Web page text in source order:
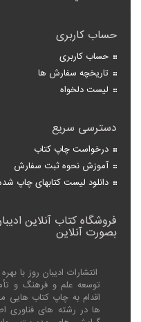
حساب کاربری
حساب کاربری
تاریخچه سفارش ها
لیست دلخواه
دسترسی سریع
درخواست چاپ کتاب
آموزش نحوه ثبت سفارش
دانلود لیست کتابهای چاپ شده
فروشگاه کتاب آنلاین
بصورت آنلاین
انتشارات ادیبان روز با
توسعه علم و فرهنگ و
اقدام به چاپ کتاب هایی
ها در رشته های فناوری